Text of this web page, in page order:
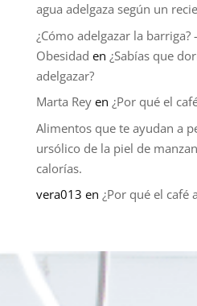
agua adelgaza según un
¿Cómo adelgazar la barriga?
Obesidad en ¿Sabías que
adelgazar?
Marta Reyen ¿Por qué el
Alimentos que te ayudan a
ursólico de la piel de
calorías.
vera013 en ¿Por qué el café